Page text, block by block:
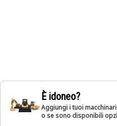
È idoneo?
Aggiungi i tuoi
o se sono disponibili